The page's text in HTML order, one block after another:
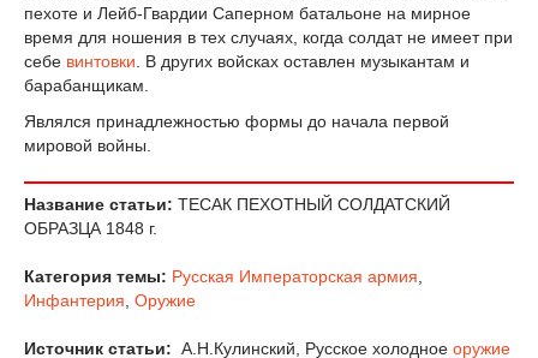
пехоте и Лейб-Гвардии Саперном батальоне на мирное
время для ношения в тех случаях, когда солдат не имеет при
себе винтовки . В других войсках оставлен музыкантам и
барабанщикам.
Являлся принад­лежностью формы до начала первой
мировой войны.
Название статьи: ТЕСАК ПЕХОТНЫЙ СОЛДАТСКИЙ
ОБРАЗЦА 1848 г.
Категория темы: Русская Императорская армия
Инфантерия Оружие
Источник статьи: А.Н.Кулинский, Русское холодное оружие